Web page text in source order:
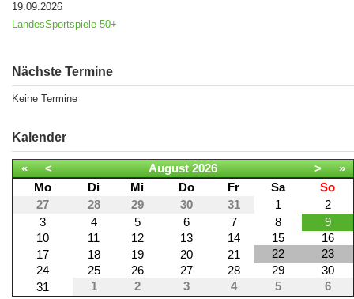
19.09.2026
LandesSportspiele 50+
Nächste Termine
Keine Termine
Kalender
« < August 2026 >
»
Mo
Di Mi Do Fr Sa
So
27
28 29 30 31 1
2
3
4 5 6 7 8
9
10
11 12 13 14 15
16
17
18 19 20 21 22
23
24
25 26 27 28 29
30
31
1 2 3 4 5 6